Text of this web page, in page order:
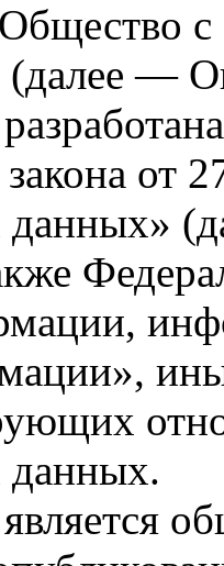
(далее —
закона
данных»
данных.